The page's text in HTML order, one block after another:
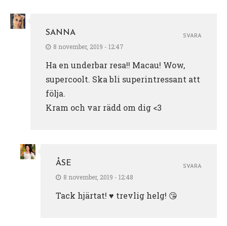
SANNA
8 november, 2019 - 12:47
Ha en underbar resa!! Macau! Wow,
supercoolt. Ska bli superintressant att
följa.
Kram och var rädd om dig <3
SVARA
ÅSE
8 november, 2019 - 12:48
Tack hjärtat! ♥️ trevlig helg! 😘
SVARA